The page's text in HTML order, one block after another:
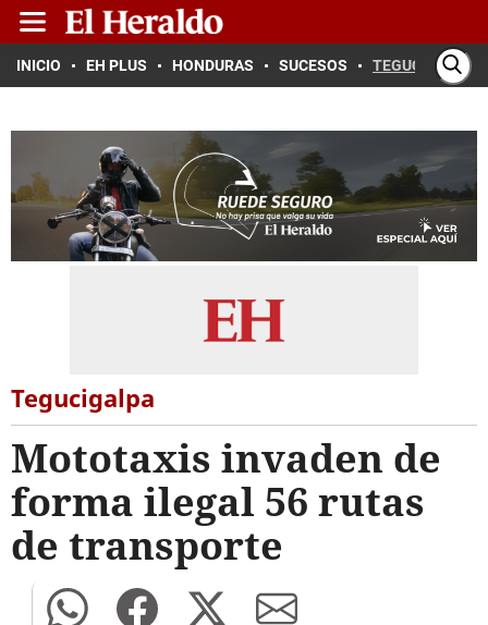
INICIO EH PLUS HONDURAS SUCESOS TEGUCIGALPA
Tegucigalpa
Mototaxis invaden de
forma ilegal 56 rutas
de transporte